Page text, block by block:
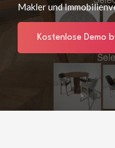
Makler und
Kostenlose Demo